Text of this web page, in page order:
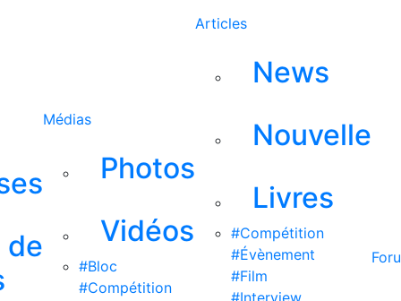
de
Médias
Photos
Vidéos
#Bloc
#Compétition
Articles
News
Nouvelle
Livres
#Compétition
#Évènement
#Film
#Interview